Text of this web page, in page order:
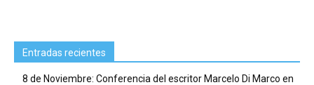
Entradas recientes
8 de Noviembre: Conferencia del escritor Marcelo Di Marco en